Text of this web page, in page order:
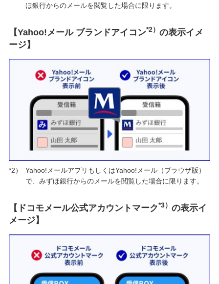
ほ銀行からのメールを閲覧した場合に限ります。
【Yahoo!メール ブランドアイコン*2） の表示イメ
ージ】
*2）
Yahoo!メールアプリもしくはYahoo!メール（ブラウザ版）
で、みずほ銀行からのメールを閲覧した場合に限ります。
【ドコモメール公式アカウントマーク*3） の表示イ
メージ】